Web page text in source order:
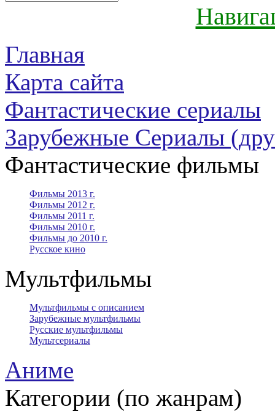
Главная
Карта сайта
Фантастические сериалы
Зарубежные Сериалы
Фантастические фильмы
Фильмы 2013 г.
Фильмы 2012 г.
Фильмы 2011 г.
Фильмы 2010 г.
Фильмы до 2010 г.
Русское кино
Мультфильмы
Мультфильмы с описанием
Зарубежные мультфильмы
Русские мультфильмы
Мультсериалы
Аниме
Категории (по жанрам)